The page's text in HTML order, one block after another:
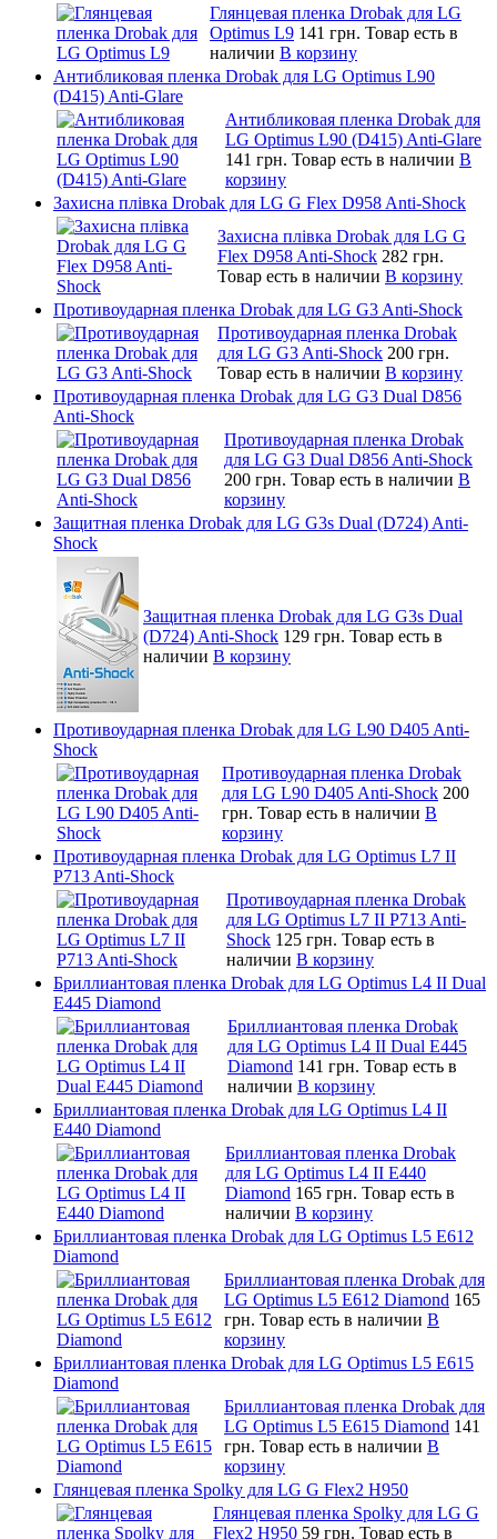
Глянцевая пленка Drobak для LG
Optimus L9 141 грн. Товар есть в
наличии В корзину
Антибликовая пленка Drobak для LG Optimus L90
(D415) Anti-Glare
Антибликовая пленка Drobak для
LG Optimus L90 (D415) Anti-Glare
141 грн. Товар есть в наличии В
корзину
Захисна плівка Drobak для LG G Flex D958 Anti-Shock
Захисна плівка Drobak для LG G
Flex D958 Anti-Shock 282 грн.
Товар есть в наличии В корзину
Противоударная пленка Drobak для LG G3 Anti-Shock
Противоударная пленка Drobak
для LG G3 Anti-Shock 200 грн.
Товар есть в наличии В корзину
Противоударная пленка Drobak для LG G3 Dual D856
Anti-Shock
Противоударная пленка Drobak
для LG G3 Dual D856 Anti-Shock
200 грн. Товар есть в наличии В
корзину
Защитная пленка Drobak для LG G3s Dual (D724) Anti-
Shock
Защитная пленка Drobak для LG G3s Dual
(D724) Anti-Shock 129 грн. Товар есть в
наличии В корзину
Противоударная пленка Drobak для LG L90 D405 Anti-
Shock
Противоударная пленка Drobak
для LG L90 D405 Anti-Shock 200
грн. Товар есть в наличии В
корзину
Противоударная пленка Drobak для LG Optimus L7 II
P713 Anti-Shock
Противоударная пленка Drobak
для LG Optimus L7 II P713 Anti-
Shock 125 грн. Товар есть в
наличии В корзину
Бриллиантовая пленка Drobak для LG Optimus L4 II Dual
E445 Diamond
Бриллиантовая пленка Drobak
для LG Optimus L4 II Dual E445
Diamond 141 грн. Товар есть в
наличии В корзину
Бриллиантовая пленка Drobak для LG Optimus L4 II
E440 Diamond
Бриллиантовая пленка Drobak
для LG Optimus L4 II E440
Diamond 165 грн. Товар есть в
наличии В корзину
Бриллиантовая пленка Drobak для LG Optimus L5 E612
Diamond
Бриллиантовая пленка Drobak для
LG Optimus L5 E612 Diamond 165
грн. Товар есть в наличии В
корзину
Бриллиантовая пленка Drobak для LG Optimus L5 E615
Diamond
Бриллиантовая пленка Drobak для
LG Optimus L5 E615 Diamond 141
грн. Товар есть в наличии В
корзину
Глянцевая пленка Spolky для LG G Flex2 H950
Глянцевая пленка Spolky для LG G
Flex2 H950 59 грн. Товар есть в